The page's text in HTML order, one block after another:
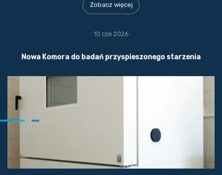
Zobacz więcej
10 cze 2026
Nowa Komora do badań przyspieszonego starzenia